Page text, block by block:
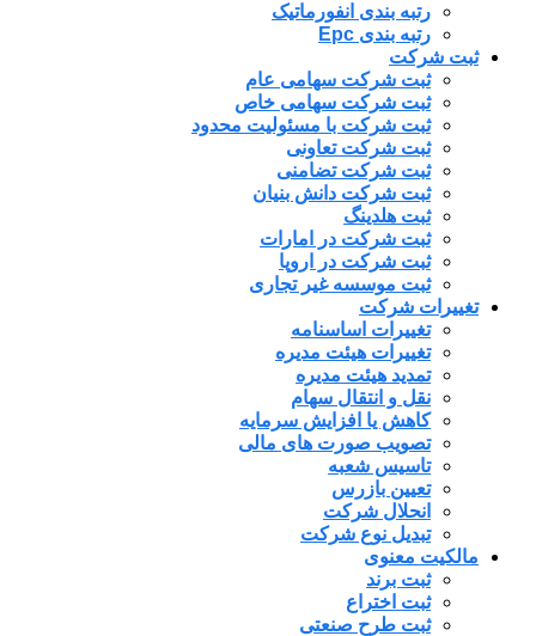
رتبه بندی انفورماتیک
رتبه بندی Epc
ثبت شرکت
ثبت شرکت سهامی عام
ثبت شرکت سهامی خاص
ثبت شرکت با مسئولیت محدود
ثبت شرکت تعاونی
ثبت شرکت تضامنی
ثبت شرکت دانش بنیان
ثبت هلدینگ
ثبت شرکت در امارات
ثبت شرکت در اروپا
ثبت موسسه غیر تجاری
تغییرات شرکت
تغییرات اساسنامه
تغییرات هیئت مدیره
تمدید هیئت مدیره
نقل و انتقال سهام
کاهش یا افزایش سرمایه
تصویب صورت های مالی
تاسیس شعبه
تعیین بازرس
انحلال شرکت
تبدیل نوع شرکت
مالکیت معنوی
ثبت برند
ثبت اختراع
ثبت طرح صنعتی